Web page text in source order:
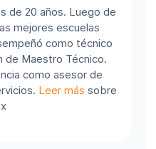
de 20 años. Luego de
mejores escuelas
como técnico
de Maestro Técnico.
como asesor de
Leer más sobre